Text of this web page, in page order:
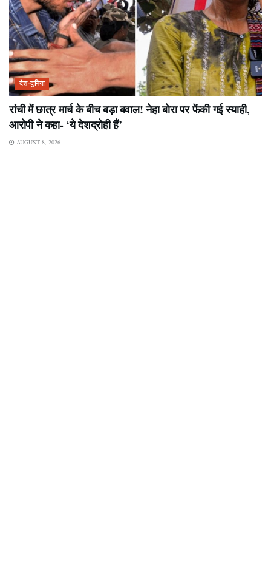
देश-दुनिया
रांची में छात्र मार्च के बीच बड़ा बवाल! नेहा बोरा पर फेंकी गई स्याही,
आरोपी ने कहा- ‘ये देशद्रोही हैं’
AUGUST 8, 2026